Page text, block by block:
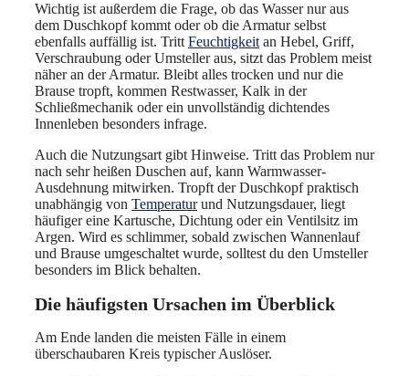
Wichtig ist außerdem die Frage, ob das Wasser nur aus
dem Duschkopf kommt oder ob die Armatur selbst
ebenfalls auffällig ist. Tritt Feuchtigkeit an Hebel, Griff,
Verschraubung oder Umsteller aus, sitzt das Problem meist
näher an der Armatur. Bleibt alles trocken und nur die
Brause tropft, kommen Restwasser, Kalk in der
Schließmechanik oder ein unvollständig dichtendes
Innenleben besonders infrage.
Auch die Nutzungsart gibt Hinweise. Tritt das Problem nur
nach sehr heißen Duschen auf, kann Warmwasser-
Ausdehnung mitwirken. Tropft der Duschkopf praktisch
unabhängig von Temperaturund Nutzungsdauer, liegt
häufiger eine Kartusche, Dichtung oder ein Ventilsitz im
Argen. Wird es schlimmer, sobald zwischen Wannenlauf
und Brause umgeschaltet wurde, solltest du den Umsteller
besonders im Blick behalten.
Die häufigsten Ursachen im Überblick
Am Ende landen die meisten Fälle in einem
überschaubaren Kreis typischer Auslöser.